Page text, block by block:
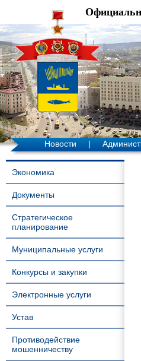
Новости |
Экономика
Документы
Стратегическое
планирование
Муниципальные услуги
Конкурсы и закупки
Электронные услуги
Устав
Противодействие
мошенничеству